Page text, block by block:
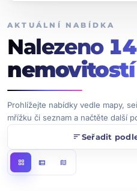
AKTUÁLNÍ NABÍDKA
Nalezeno
nemovitostí
Prohlížejte nabídky vedle mapy,
mřížku či seznam a načtěte další
sortSeřadit
grid_view view_list map